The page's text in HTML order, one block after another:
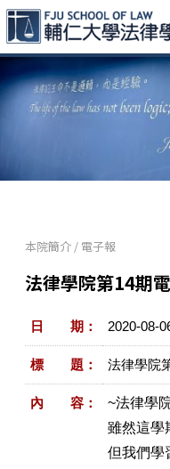
本院簡介 / 電子報
法律學院第14期
日 期： 2020-08-
標 題： 法律學院
內 容： ~法律學
雖然這學
但我們學